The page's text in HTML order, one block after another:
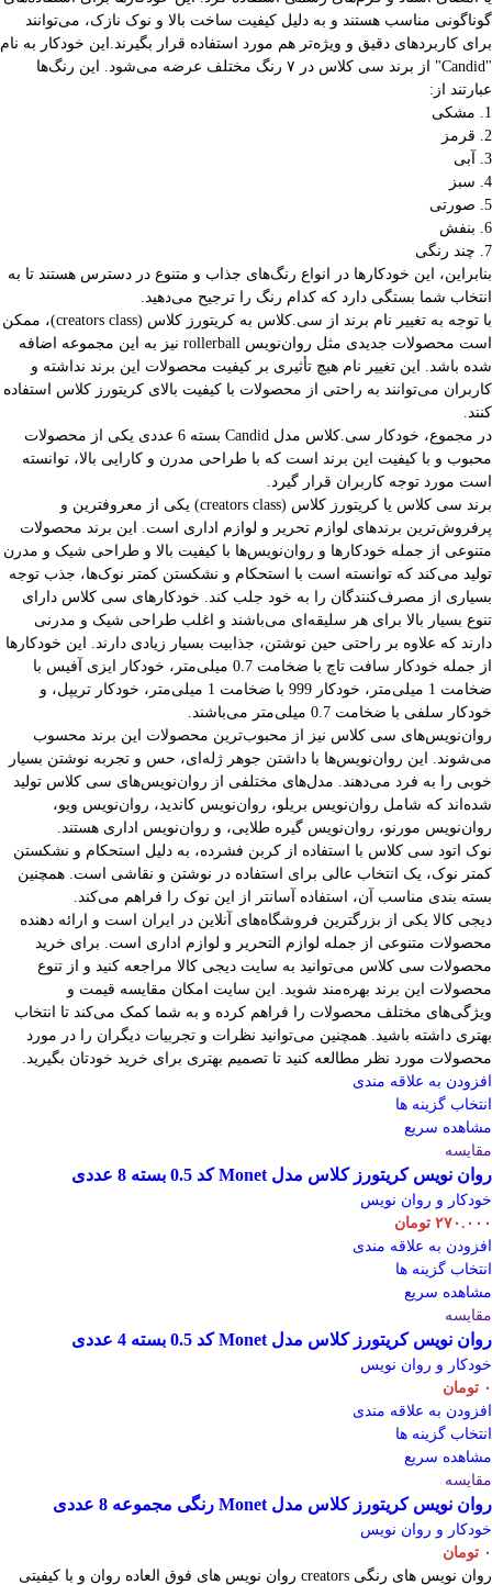
گوناگونی مناسب هستند و به دلیل کیفیت ساخت بالا و نوک نازک، می‌توانند
برای کاربردهای دقیق و ویژه‌تر هم مورد استفاده قرار بگیرند.این خودکار به نام
"Candid" از برند سی کلاس در ۷ رنگ مختلف عرضه می‌شود. این رنگ‌ها
عبارتند از:
1. مشکی
2. قرمز
3. آبی
4. سبز
5. صورتی
6. بنفش
7. چند رنگی
بنابراین، این خودکارها در انواع رنگ‌های جذاب و متنوع در دسترس هستند تا به
انتخاب شما بستگی دارد که کدام رنگ را ترجیح می‌دهید.
با توجه به تغییر نام برند از سی.کلاس به کریتورز کلاس (creators class)، ممکن
است محصولات جدیدی مثل روان‌نویس rollerball نیز به این مجموعه اضافه
شده باشد. این تغییر نام هیچ تأثیری بر کیفیت محصولات این برند نداشته و
کاربران می‌توانند به راحتی از محصولات با کیفیت بالای کریتورز کلاس استفاده
کنند.
در مجموع، خودکار سی.کلاس مدل Candid بسته 6 عددی یکی از محصولات
محبوب و با کیفیت این برند است که با طراحی مدرن و کارایی بالا، توانسته
است مورد توجه کاربران قرار گیرد.
برند سی کلاس یا کریتورز کلاس (creators class) یکی از معروفترین و
پرفروش‌ترین برندهای لوازم تحریر و لوازم اداری است. این برند محصولات
متنوعی از جمله خودکارها و روان‌نویس‌ها با کیفیت بالا و طراحی شیک و مدرن
تولید می‌کند که توانسته است با استحکام و نشکستن کمتر نوک‌ها، جذب توجه
بسیاری از مصرف‌کنندگان را به خود جلب کند. خودکارهای سی کلاس دارای
تنوع بسیار بالا برای هر سلیقه‌ای می‌باشند و اغلب طراحی شیک و مدرنی
دارند که علاوه بر راحتی حین نوشتن، جذابیت بسیار زیادی دارند. این خودکارها
از جمله خودکار سافت تاچ با ضخامت 0.7 میلی‌متر، خودکار ایزی آفیس با
ضخامت 1 میلی‌متر، خودکار 999 با ضخامت 1 میلی‌متر، خودکار تریپل، و
خودکار سلفی با ضخامت 0.7 میلی‌متر می‌باشند.
روان‌نویس‌های سی کلاس نیز از محبوب‌ترین محصولات این برند محسوب
می‌شوند. این روان‌نویس‌ها با داشتن جوهر ژله‌ای، حس و تجربه نوشتن بسیار
خوبی را به فرد می‌دهند. مدل‌های مختلفی از روان‌نویس‌های سی کلاس تولید
شده‌اند که شامل روان‌نویس بریلو، روان‌نویس کاندید، روان‌نویس ویو،
روان‌نویس مورنو، روان‌نویس گیره طلایی، و روان‌نویس اداری هستند.
نوک اتود سی کلاس با استفاده از کربن فشرده، به دلیل استحکام و نشکستن
کمتر نوک، یک انتخاب عالی برای استفاده در نوشتن و نقاشی است. همچنین
بسته بندی مناسب آن، استفاده آسانتر از این نوک را فراهم می‌کند.
دیجی کالا یکی از بزرگترین فروشگاه‌های آنلاین در ایران است و ارائه دهنده
محصولات متنوعی از جمله لوازم التحریر و لوازم اداری است. برای خرید
محصولات سی کلاس می‌توانید به سایت دیجی کالا مراجعه کنید و از تنوع
محصولات این برند بهره‌مند شوید. این سایت امکان مقایسه قیمت و
ویژگی‌های مختلف محصولات را فراهم کرده و به شما کمک می‌کند تا انتخاب
بهتری داشته باشید. همچنین می‌توانید نظرات و تجربیات دیگران را در مورد
محصولات مورد نظر مطالعه کنید تا تصمیم بهتری برای خرید خودتان بگیرید.
افزودن به علاقه مندی
انتخاب گزینه ها
مشاهده سریع
مقایسه
روان نویس کریتورز کلاس مدل Monet کد 0.5 بسته 8 عددی
خودکار و روان نویس
۲۷۰.۰۰۰ تومان
افزودن به علاقه مندی
انتخاب گزینه ها
مشاهده سریع
مقایسه
روان نویس کریتورز کلاس مدل Monet کد 0.5 بسته 4 عددی
خودکار و روان نویس
۰ تومان
افزودن به علاقه مندی
انتخاب گزینه ها
مشاهده سریع
مقایسه
روان نویس کریتورز کلاس مدل Monet رنگی مجموعه 8 عددی
خودکار و روان نویس
۰ تومان
روان نویس های رنگی creators روان نویس های فوق العاده روان و با کیفیتی